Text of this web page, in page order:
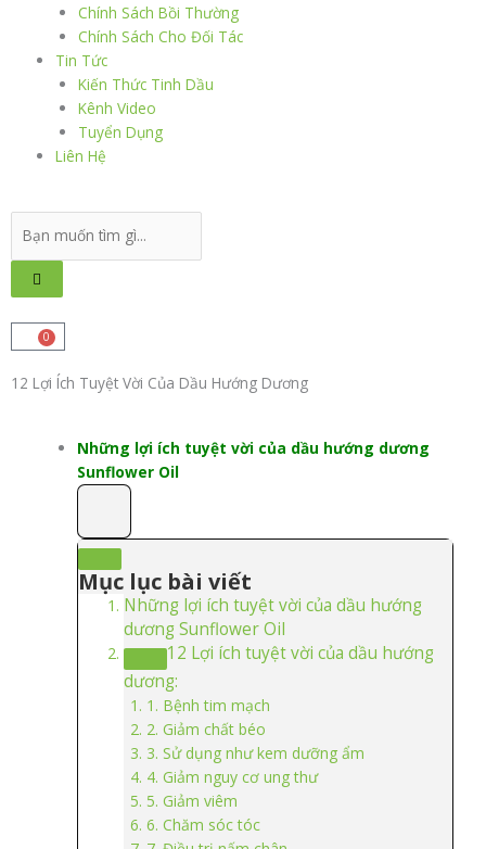
Chính Sách Bồi Thường
Chính Sách Cho Đối Tác
Tin Tức
Kiến Thức Tinh Dầu
Kênh Video
Tuyển Dụng
Liên Hệ
0
Cart
12 Lợi Ích Tuyệt Vời Của Dầu Hướng Dương
Những lợi ích tuyệt vời của dầu hướng dương
Sunflower Oil
Mục lục bài viết
Những lợi ích tuyệt vời của dầu hướng
dương Sunflower Oil
12 Lợi ích tuyệt vời của dầu hướng
dương:
1. Bệnh tim mạch
2. Giảm chất béo
3. Sử dụng như kem dưỡng ẩm
4. Giảm nguy cơ ung thư
5. Giảm viêm
6. Chăm sóc tóc